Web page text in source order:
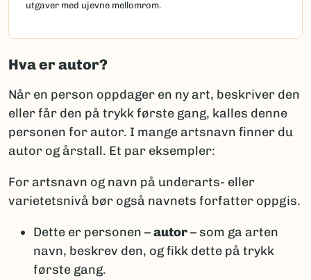
utgaver med ujevne mellomrom.
Hva er autor?
Når en person oppdager en ny art, beskriver den
eller får den på trykk første gang, kalles denne
personen for autor. I mange artsnavn finner du
autor og årstall. Et par eksempler:
For artsnavn og navn på underarts- eller
varietetsnivå bør også navnets forfatter oppgis.
Dette er personen –autor– som ga arten
navn, beskrev den, og fikk dette på trykk
første gang.